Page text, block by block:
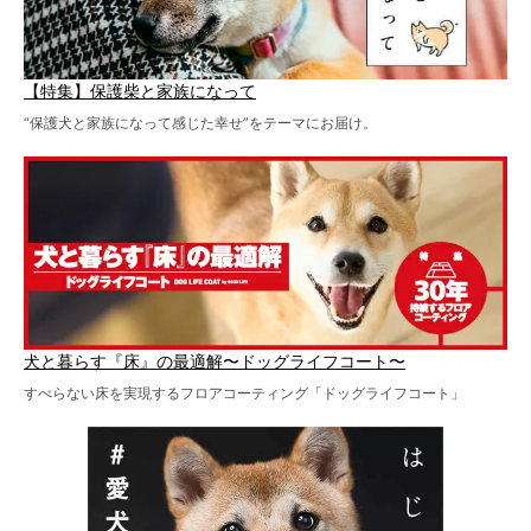
【特集】保護柴と家族になって
“保護犬と家族になって感じた幸せ”をテーマにお届け。
犬と暮らす『床』の最適解〜ドッグライフコート〜
すべらない床を実現するフロアコーティング「ドッグライフコート」